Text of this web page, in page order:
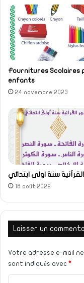
Fournitures Scolaires
enfants
24 novembre 2023
سنة اولى ابتدائي
16 août 2022
Laisser un
Votre adresse e-mail
sont indiqués avec *